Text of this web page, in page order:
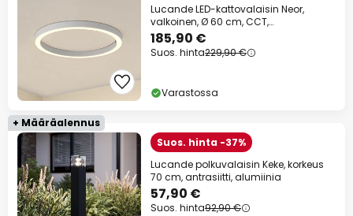
Lucande LED-kattovalaisin Neor,
valkoinen, Ø 60 cm, CCT,
himmennettävä
185,90 €
Suos. hinta229,90 €
Varastossa
+ Määräalennus
Suos. hinta -37%
Lucande polkuvalaisin Keke, korkeus
70 cm, antrasiitti, alumiinia
57,90 €
Suos. hinta92,90 €